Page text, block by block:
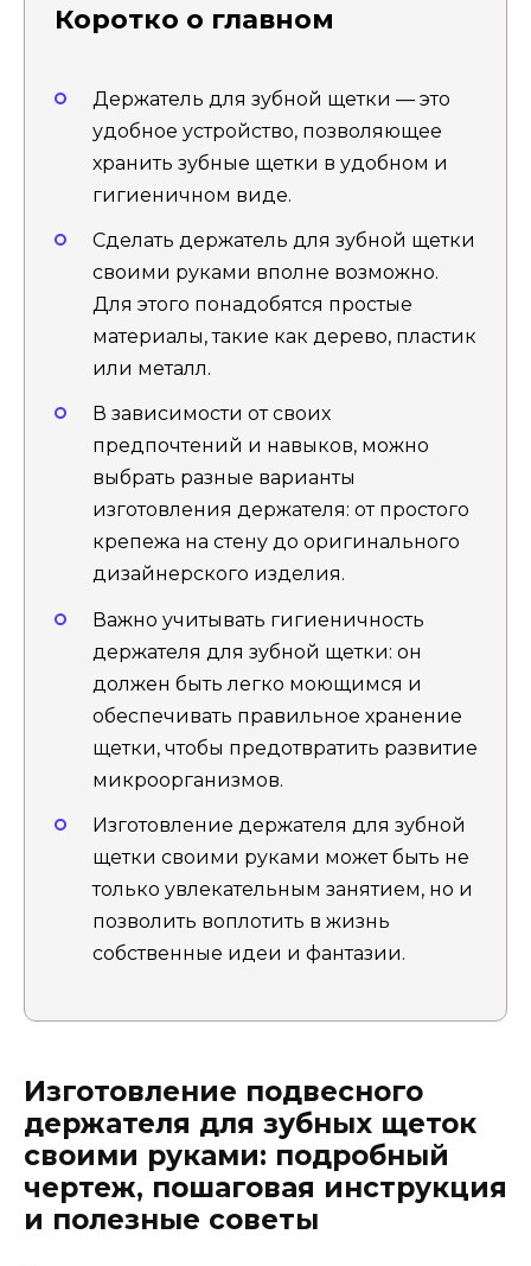
Коротко о главном
Держатель для зубной щетки — это
удобное устройство, позволяющее
хранить зубные щетки в удобном и
гигиеничном виде.
Сделать держатель для зубной щетки
своими руками вполне возможно.
Для этого понадобятся простые
материалы, такие как дерево, пластик
или металл.
В зависимости от своих
предпочтений и навыков, можно
выбрать разные варианты
изготовления держателя: от простого
крепежа на стену до оригинального
дизайнерского изделия.
Важно учитывать гигиеничность
держателя для зубной щетки: он
должен быть легко моющимся и
обеспечивать правильное хранение
щетки, чтобы предотвратить развитие
микроорганизмов.
Изготовление держателя для зубной
щетки своими руками может быть не
только увлекательным занятием, но и
позволить воплотить в жизнь
собственные идеи и фантазии.
Изготовление подвесного
держателя для зубных щеток
своими руками: подробный
чертеж, пошаговая инструкция
и полезные советы